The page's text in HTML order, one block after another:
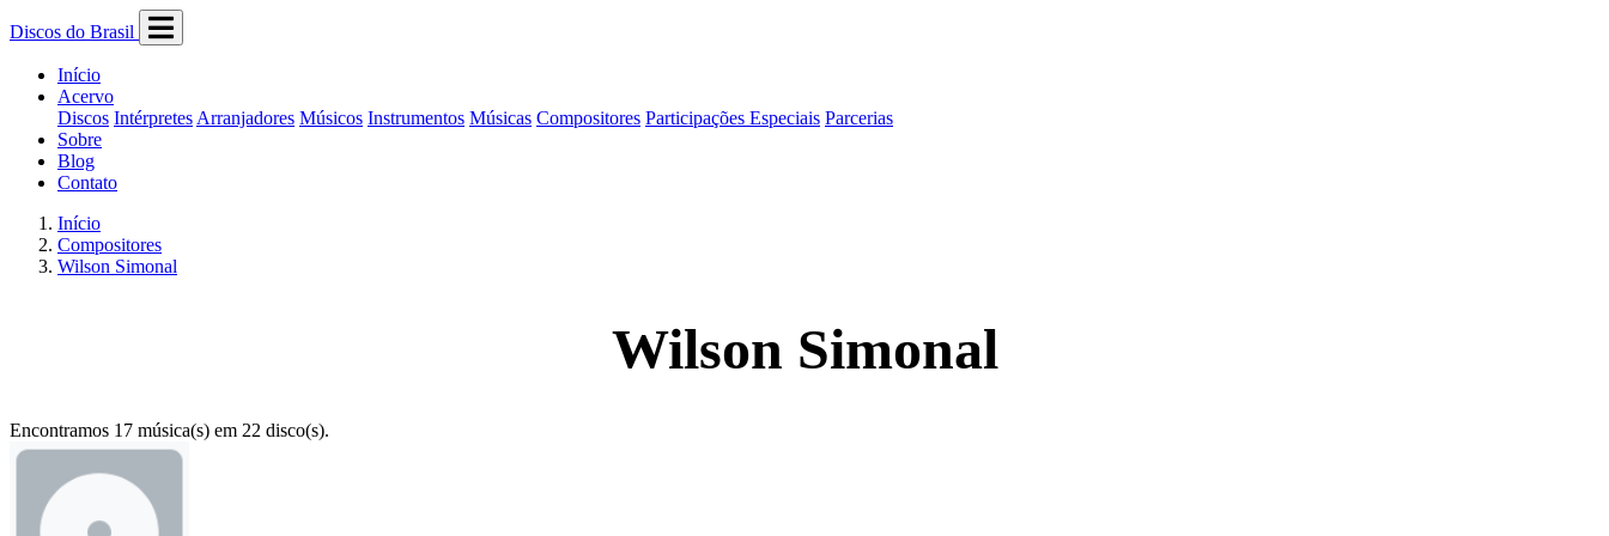
Discos do Brasil
Início
Acervo
Discos Intérpretes Arranjadores Músicos Instrumentos Músicas Compositores Participações Especiais Parcerias
Sobre
Blog
Contato
Início
Compositores
Wilson Simonal
Wilson Simonal
Encontramos 17 música(s) em 22 disco(s).